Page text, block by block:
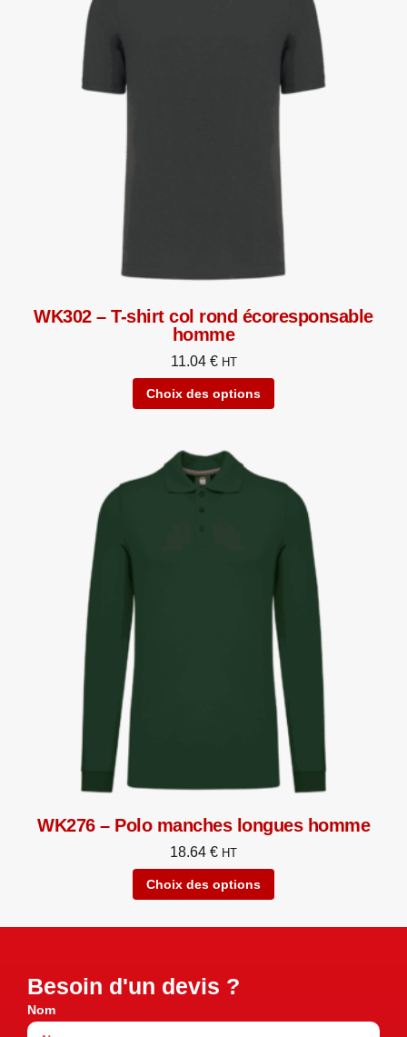
WK302 – T-shirt col rond écoresponsable
homme
11.04 € HT
Choix des options
WK276 – Polo manches longues homme
18.64 € HT
Choix des options
Besoin d'un devis ?
Nom